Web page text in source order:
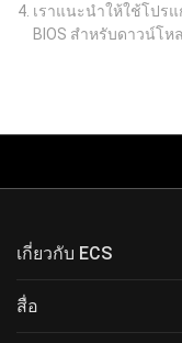
เราแนะนำให้ใช้โปร
BIOS สำหรับดาวน์โ
เกี่ยวกับ ECS
สื่อ